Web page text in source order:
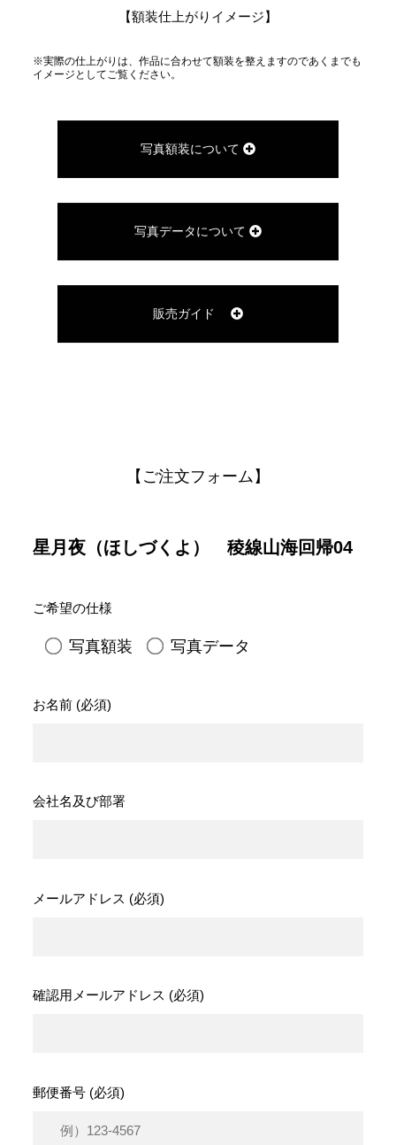
【額装仕上がりイメージ】
※実際の仕上がりは、作品に合わせて額装を整えますのであくまでも
イメージとしてご覧ください。
写真額装について
写真データについて
販売ガイド
【ご注文フォーム】
星月夜（ほしづくよ） 稜線山海回帰04
ご希望の仕様
写真額装 写真データ
お名前 (必須)
会社名及び部署
メールアドレス (必須)
確認用メールアドレス (必須)
郵便番号 (必須)